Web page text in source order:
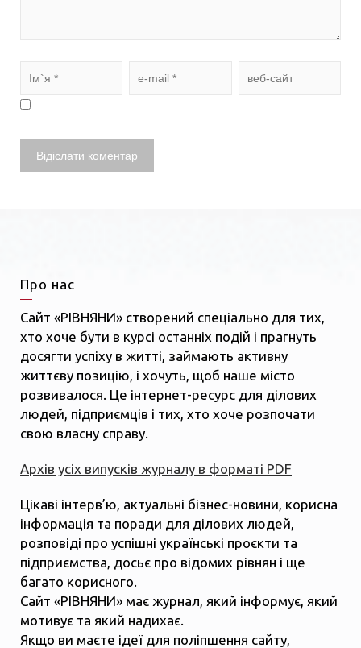
Про нас
Сайт «РІВНЯНИ» створений спеціально для тих,
хто хоче бути в курсі останніх подій і прагнуть
досягти успіху в житті, займають активну
життєву позицію, і хочуть, щоб наше місто
розвивалося. Це інтернет-ресурс для ділових
людей, підприємців і тих, хто хоче розпочати
свою власну справу.
Архів усіх випусків журналу в форматі PDF
Цікаві інтерв’ю, актуальні бізнес-новини, корисна
інформація та поради для ділових людей,
розповіді про успішні українські проєкти та
підприємства, досьє про відомих рівнян і ще
багато корисного.
Сайт «РІВНЯНИ» має журнал, який інформує, який
мотивує та який надихає.
Якщо ви маєте ідеї для поліпшення сайту,